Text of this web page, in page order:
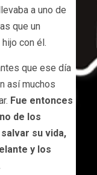
a uno de
que un
con él.
que ese día
así muchos
Fue entonces
de los
su vida,
y los